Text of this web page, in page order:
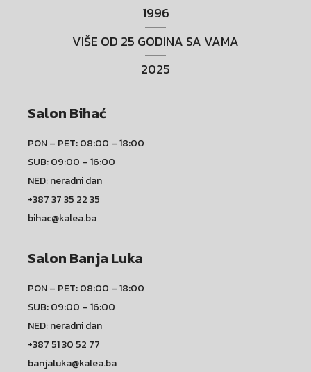
1996
VIŠE OD 25 GODINA SA VAMA
2025
Salon Bihać
PON – PET: 08:00 – 18:00
SUB: 09:00 – 16:00
NED: neradni dan
+387 37 35 22 35
bihac@kalea.ba
Salon Banja Luka
PON – PET: 08:00 – 18:00
SUB: 09:00 – 16:00
NED: neradni dan
+387 51 30 52 77
banjaluka@kalea.ba